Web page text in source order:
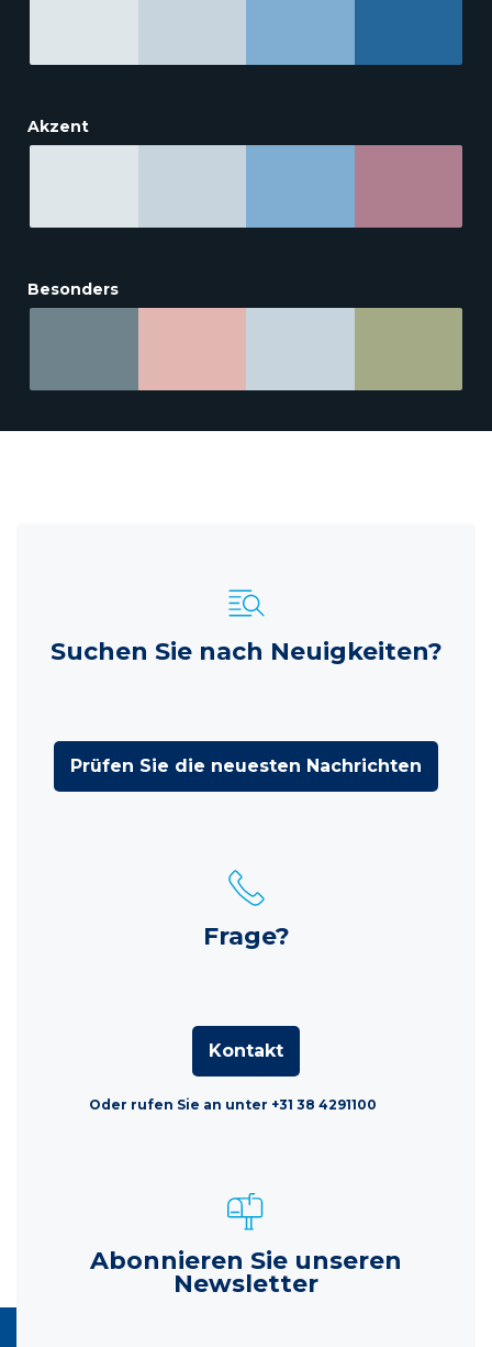
Akzent
Besonders
Suchen Sie nach Neuigkeiten?
Prüfen Sie die neuesten Nachrichten
Frage?
Kontakt
Oder rufen Sie an unter +31 38 4291100
Abonnieren Sie unseren
Newsletter